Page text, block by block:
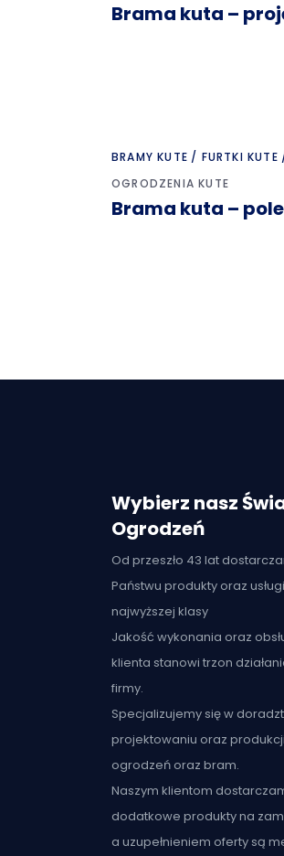
Brama kuta –
BRAMY KUTE
FURTKI KUTE
OGRODZENIA KUTE
Brama kuta –
Wybierz nasz
Ogrodzeń
Od przeszło 43 lat
Państwu produkty oraz usługi
najwyższej klasy
Jakość wykonania oraz
klienta stanowi trzon
firmy.
Specjalizujemy się w
projektowaniu oraz produkcji
ogrodzeń oraz bram.
Naszym klientom
dodatkowe produkty na
a uzupełnieniem oferty są